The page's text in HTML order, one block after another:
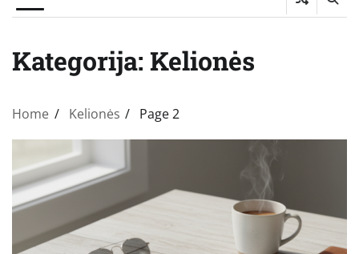
Kategorija: Kelionės
Home Kelionės Page 2